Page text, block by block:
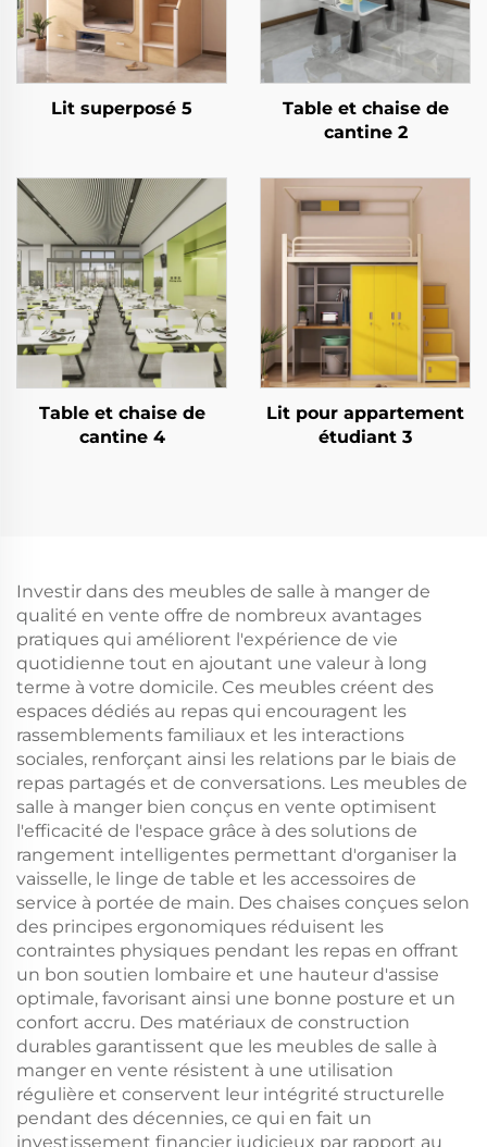
Lit superposé 5
Table et chaise de
cantine 2
Table et chaise de
cantine 4
Lit pour appartement
étudiant 3
Investir dans des meubles de salle à manger de
qualité en vente offre de nombreux avantages
pratiques qui améliorent l'expérience de vie
quotidienne tout en ajoutant une valeur à long
terme à votre domicile. Ces meubles créent des
espaces dédiés au repas qui encouragent les
rassemblements familiaux et les interactions
sociales, renforçant ainsi les relations par le biais de
repas partagés et de conversations. Les meubles de
salle à manger bien conçus en vente optimisent
l'efficacité de l'espace grâce à des solutions de
rangement intelligentes permettant d'organiser la
vaisselle, le linge de table et les accessoires de
service à portée de main. Des chaises conçues selon
des principes ergonomiques réduisent les
contraintes physiques pendant les repas en offrant
un bon soutien lombaire et une hauteur d'assise
optimale, favorisant ainsi une bonne posture et un
confort accru. Des matériaux de construction
durables garantissent que les meubles de salle à
manger en vente résistent à une utilisation
régulière et conservent leur intégrité structurelle
pendant des décennies, ce qui en fait un
investissement financier judicieux par rapport au